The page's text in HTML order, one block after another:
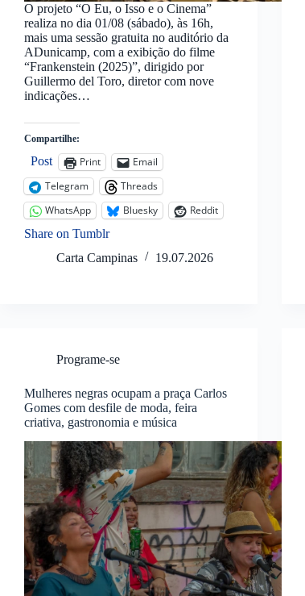
O projeto “O Eu, o Isso e o Cinema”
realiza no dia 01/08 (sábado), às 16h,
mais uma sessão gratuita no auditório da
ADunicamp, com a exibição do filme
“Frankenstein (2025)”, dirigido por
Guillermo del Toro, diretor com nove
indicações…
Compartilhe:
Post Print
Email
Telegram
Threads
WhatsApp
Bluesky
Reddit
Share on Tumblr
Carta Campinas
19.07.2026
Programe-se
Mulheres negras ocupam a praça Carlos
Gomes com desfile de moda, feira
criativa, gastronomia e música